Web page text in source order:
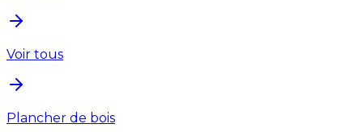
Voir tous
Plancher de bois